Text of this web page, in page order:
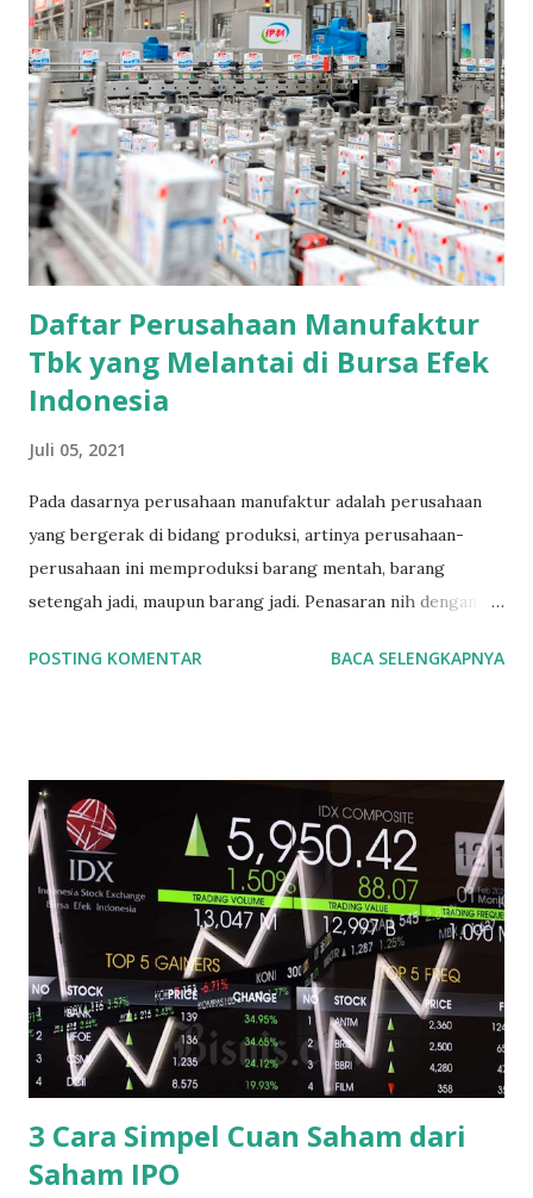
Daftar Perusahaan Manufaktur
Tbk yang Melantai di Bursa Efek
Indonesia
Juli 05, 2021
Pada dasarnya perusahaan manufaktur adalah perusahaan
yang bergerak di bidang produksi, artinya perusahaan-
perusahaan ini memproduksi barang mentah, barang
setengah jadi, maupun barang jadi. Penasaran nih dengan
Indonesia, yuk kita lihat pembagiannya. Bursa Efek
bahas satu per satu ya. mulai dari Sektor Industri Dasar dan
Kimia. 1. Sektor Industri Dasar dan Kimia terdiri lagi dari 8
sub-sektor yaitu : a. Sub Sektor Semen Indocement Tunggal
Prakasa Tbk (INTP) Semen Baturaja (Persero) Tbk (SMBR)
Solusi Bangun Indonesia Tbk (SMCB) Semen Indonesia
(Persero) Tbk (SMGR) Waskita Beton Precast Tbk (WSBP)
Wijaya Karya Beton Tbk (WTON) b. Sub Sektor Keramik
Porselin dan Kaca Asahimas Flat Glass Tbk (AMFG) Arwana
Citra Mulia Tbk (ARNA) Cahayaputra Asa Keramik Tbk
(CAKK) Inti Keram...
POSTING KOMENTAR BACA SELENGKAPNYA
3 Cara Simpel Cuan Saham dari
Saham IPO